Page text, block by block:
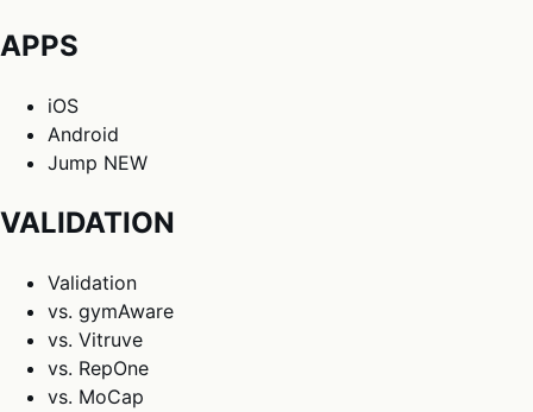
APPS
iOS
Android
Jump NEW
VALIDATION
Validation
vs. gymAware
vs. Vitruve
vs. RepOne
vs. MoCap